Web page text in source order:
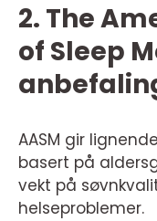
2. The
of Sleep
AASM gir
basert på
vekt på
helseproblemer.